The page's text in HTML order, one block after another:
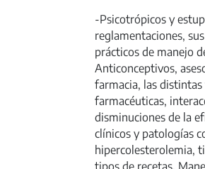
-Psicotrópicos y
reglamentaciones,
prácticos de manejo
Anticonceptivos,
farmacia, las
farmacéuticas,
disminuciones de la
clínicos y patologías
hipercolesterolemia,
tipos de recetas.